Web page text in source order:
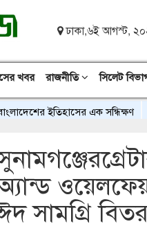
ঢাকা,৬ই আগস্ট,
খবর রাজনীতি সিলেট
ইতিহাসের এক সন্ধিক্ষণ
সামগ্রি